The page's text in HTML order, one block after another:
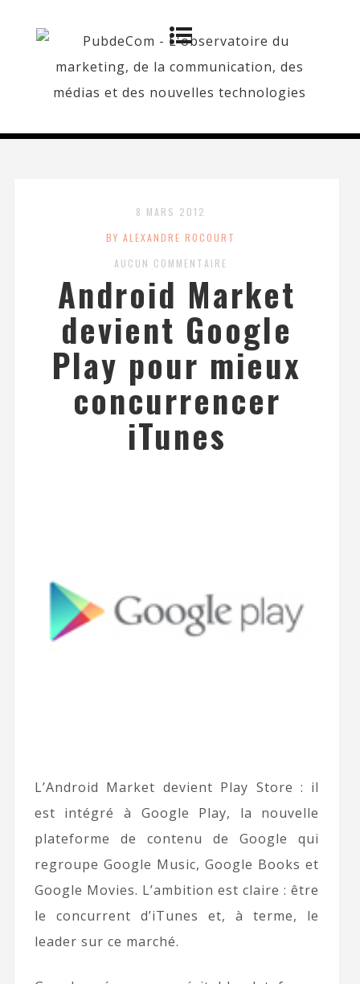
8 MARS 2012
BY ALEXANDRE ROCOURT
AUCUN COMMENTAIRE
Android Market
devient Google
Play pour mieux
concurrencer
iTunes
L’Android Market devient Play Store : il
est intégré à Google Play, la nouvelle
plateforme de contenu de Google qui
regroupe Google Music, Google Books et
Google Movies. L’ambition est claire : être
le concurrent d’iTunes et, à terme, le
leader sur ce marché.